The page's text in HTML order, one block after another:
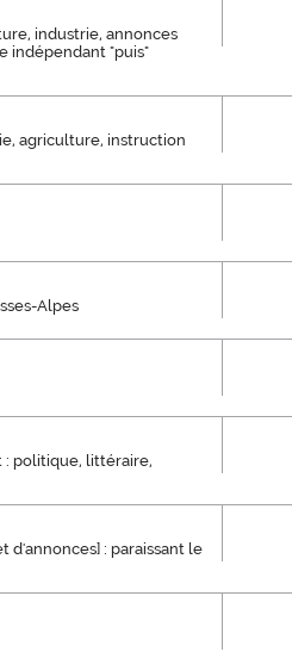
industrie, annonces
indépendant "puis"
agriculture, instruction
Alpes
: politique, littéraire,
: paraissant le